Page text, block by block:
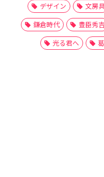
デザイン
文房
鎌倉時代
豊臣秀
光る君へ